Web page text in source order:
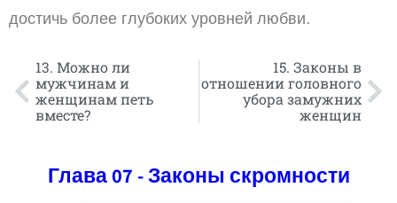
достичь более глубоких уровней любви.
13. Можно ли
мужчинам и
женщинам петь
вместе?
15. Законы в
отношении головного
убора замужних
женщин
Глава 07 - Законы скромности